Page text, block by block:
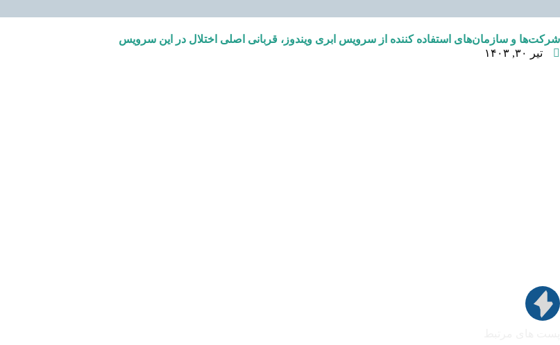
شركت‌ها و سازمان‌های استفاده كننده از سرویس ابری ویندوز، قربانی اصلی اختلال در این سرویس
تیر ۳۰, ۱۴۰۳